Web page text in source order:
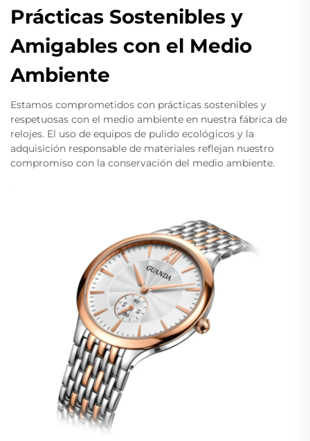
Prácticas Sostenibles y
Amigables con el Medio
Ambiente
Estamos comprometidos con prácticas sostenibles y
respetuosas con el medio ambiente en nuestra fábrica de
relojes. El uso de equipos de pulido ecológicos y la
adquisición responsable de materiales reflejan nuestro
compromiso con la conservación del medio ambiente.